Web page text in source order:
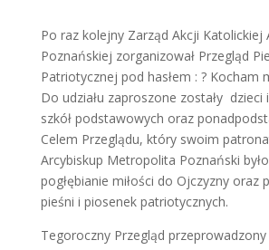
Po raz kolejny Zarząd Akcji Katolickiej
Poznańskiej zorganizował Przegląd
Patriotycznej pod hasłem : ? Kocham
Do udziału zaproszone zostały dzieci
szkół podstawowych oraz
Celem Przeglądu, który swoim
Arcybiskup Metropolita Poznański
pogłębianie miłości do Ojczyzny oraz
pieśni i piosenek patriotycznych.
Tegoroczny Przegląd